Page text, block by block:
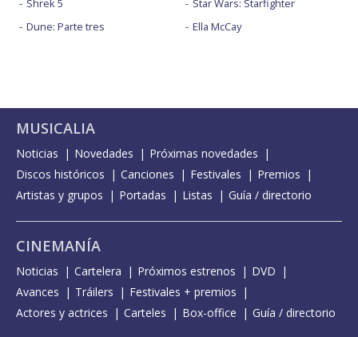
Shrek 5
Dune: Parte tres
Star Wars: Starfighter
Ella McCay
MUSICALIA
Noticias Novedades
Próximas novedades
Discos históricos
Canciones Festivales
Premios
Artistas y grupos
Portadas Listas Guía / directorio
CINEMANÍA
Noticias Cartelera Próximos estrenos
DVD
Avances
Tráilers
Festivales + premios
Actores y actrices
Carteles Box-office Guía / directorio